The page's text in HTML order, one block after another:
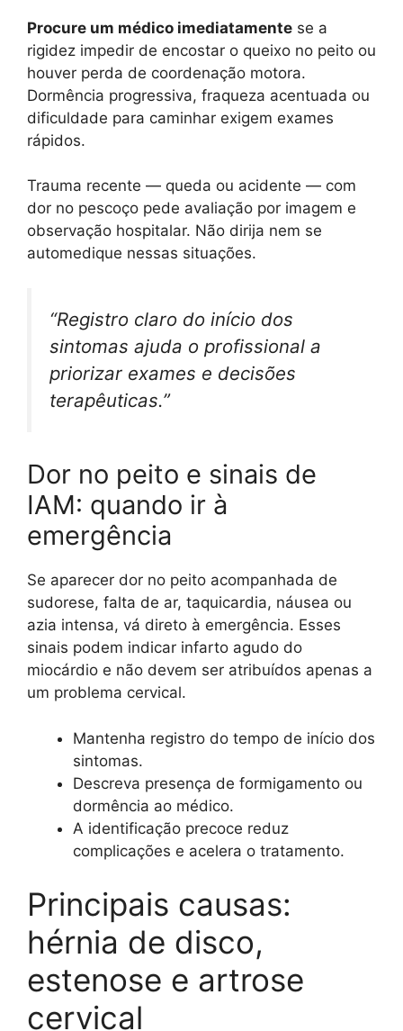
Procure um médico imediatamente se a
rigidez impedir de encostar o queixo no peito ou
houver perda de coordenação motora.
Dormência progressiva, fraqueza acentuada ou
dificuldade para caminhar exigem exames
rápidos.
Trauma recente — queda ou acidente — com
dor no pescoço pede avaliação por imagem e
observação hospitalar. Não dirija nem se
automedique nessas situações.
“Registro claro do início dos
sintomas ajuda o profissional a
priorizar exames e decisões
terapêuticas.”
Dor no peito e sinais de
IAM: quando ir à
emergência
Se aparecer dor no peito acompanhada de
sudorese, falta de ar, taquicardia, náusea ou
azia intensa, vá direto à emergência. Esses
sinais podem indicar infarto agudo do
miocárdio e não devem ser atribuídos apenas a
um problema cervical.
Mantenha registro do tempo de início dos
sintomas.
Descreva presença de formigamento ou
dormência ao médico.
A identificação precoce reduz
complicações e acelera o tratamento.
Principais causas:
hérnia de disco,
estenose e artrose
cervical